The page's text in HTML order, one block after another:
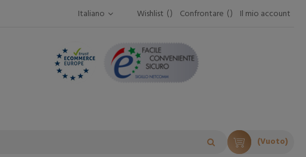
Wishlist Confrontare Il mio account
Italiano
(Vuoto)